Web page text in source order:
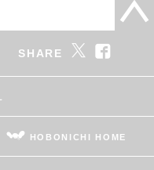
SHARE
HOBONICHI HOME